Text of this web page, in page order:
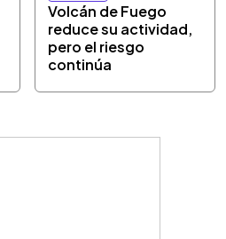
Volcán de Fuego
reduce su actividad,
pero el riesgo
continúa